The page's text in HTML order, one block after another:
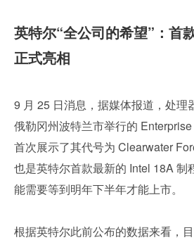
英特尔“全公司的希望”：首
正式亮相
9 月 25 日消息，据媒体报道，处理
俄勒冈州波特兰市举行的 Enterprise
首次展示了其代号为 Clearwater
也是英特尔首款最新的 Intel 18A 制
能需要等到明年下半年才能上市。
根据英特尔此前公布的数据来看，